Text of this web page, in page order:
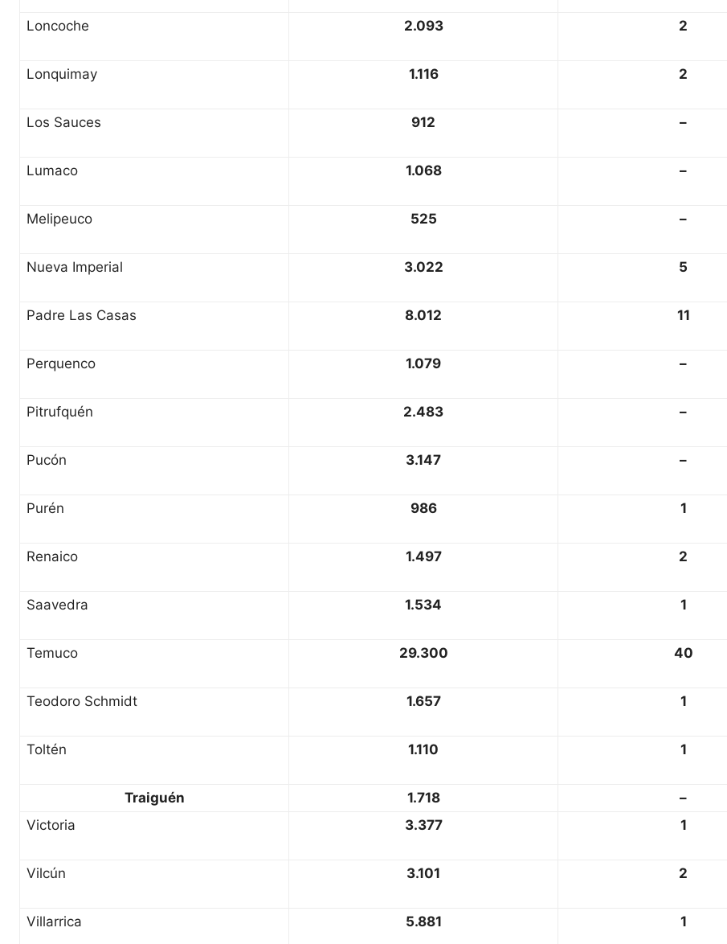
Loncoche 2.093 2
Lonquimay 1.116 2
Los Sauces 912 –
Lumaco 1.068 –
Melipeuco 525 –
Nueva Imperial 3.022 5
Padre Las Casas 8.012 11
Perquenco 1.079 –
Pitrufquén 2.483 –
Pucón 3.147 –
Purén 986 1
Renaico 1.497 2
Saavedra 1.534 1
Temuco 29.300 40
Teodoro Schmidt 1.657 1
Toltén 1.110 1
Traiguén 1.718 –
Victoria
3.377 1
Vilcún 3.101 2
Villarrica 5.881 1